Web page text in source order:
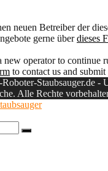
neuen Betreiber der
gerne überdieses
new operator to continue
to contact us and submit
Staubsauger.de -
Alle Rechte